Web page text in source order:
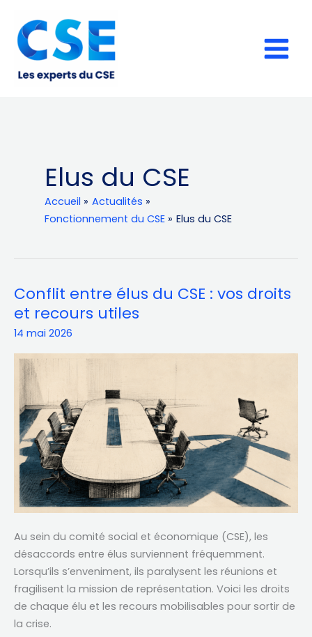
contenu
Elus du CSE
Accueil
Actualités
Fonctionnement du CSE
Elus du CSE
Conflit entre élus du CSE : vos droits
et recours utiles
14 mai 2026
Au sein du comité social et économique (CSE), les
désaccords entre élus surviennent fréquemment.
Lorsqu’ils s’enveniment, ils paralysent les réunions et
fragilisent la mission de représentation. Voici les droits
de chaque élu et les recours mobilisables pour sortir de
la crise.
Conflit
entre
élus
CSE
vos
droits
et
recours
utiles